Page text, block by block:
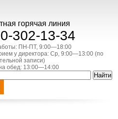
горячая линия
302-13-34
ПН-ПТ, 9:00—18:00
у директора: Ср, 9:00—13:00 (по
записи)
обед: 13:00—14:00